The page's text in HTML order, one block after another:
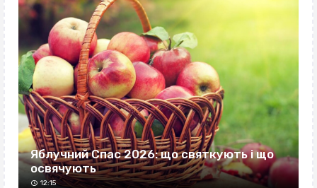
Яблучний Спас 2026: що святкують і що
освячують
12:15